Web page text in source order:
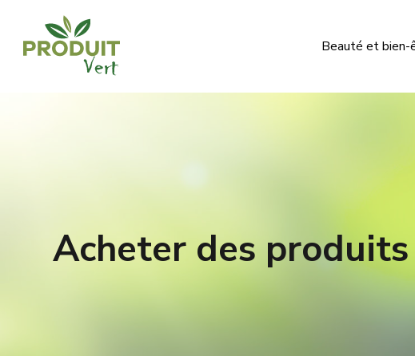
Beauté et bien-
Acheter des